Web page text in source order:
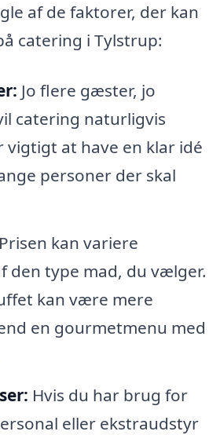
af de faktorer, der kan
catering i Tylstrup:
Jo flere gæster, jo
catering naturligvis
at have en klar idé
personer der skal
Prisen kan variere
den type mad, du vælger.
kan være mere
en gourmetmenu med
Hvis du har brug for
eller ekstraudstyr